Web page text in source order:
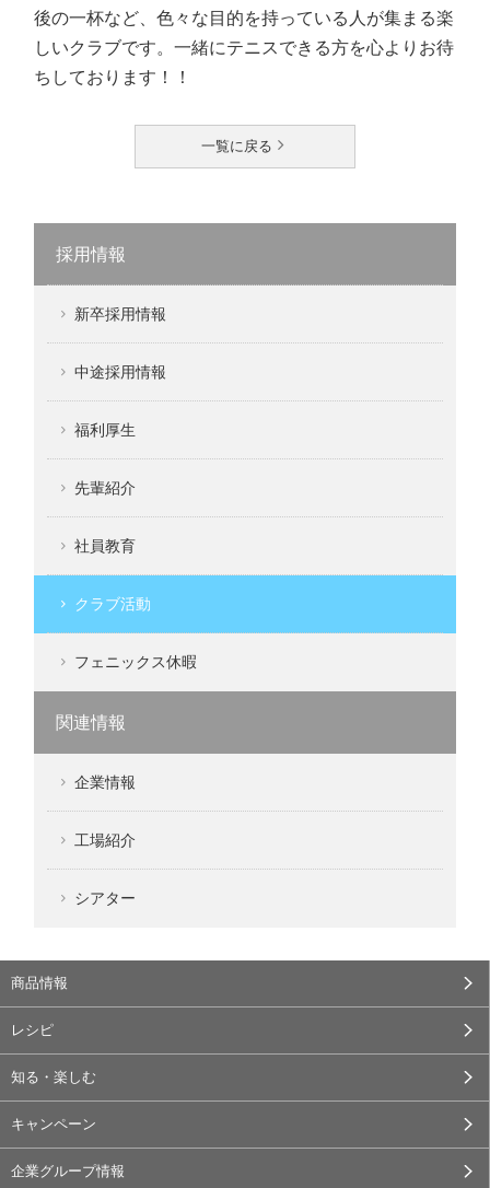
後の一杯など、色々な目的を持っている人が集まる楽
しいクラブです。一緒にテニスできる方を心よりお待
ちしております！！
一覧に戻る
採用情報
新卒採用情報
中途採用情報
福利厚生
先輩紹介
社員教育
クラブ活動
フェニックス休暇
関連情報
企業情報
工場紹介
シアター
商品情報
レシピ
知る・楽しむ
キャンペーン
企業グループ情報